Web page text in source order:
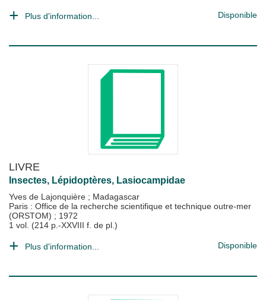
Plus d'information... Disponible
LIVRE
Insectes, Lépidoptères, Lasiocampidae
Yves de Lajonquière ; Madagascar
Paris : Office de la recherche scientifique et technique outre-mer
(ORSTOM) ; 1972
1 vol. (214 p.-XXVIII f. de pl.)
Plus d'information... Disponible